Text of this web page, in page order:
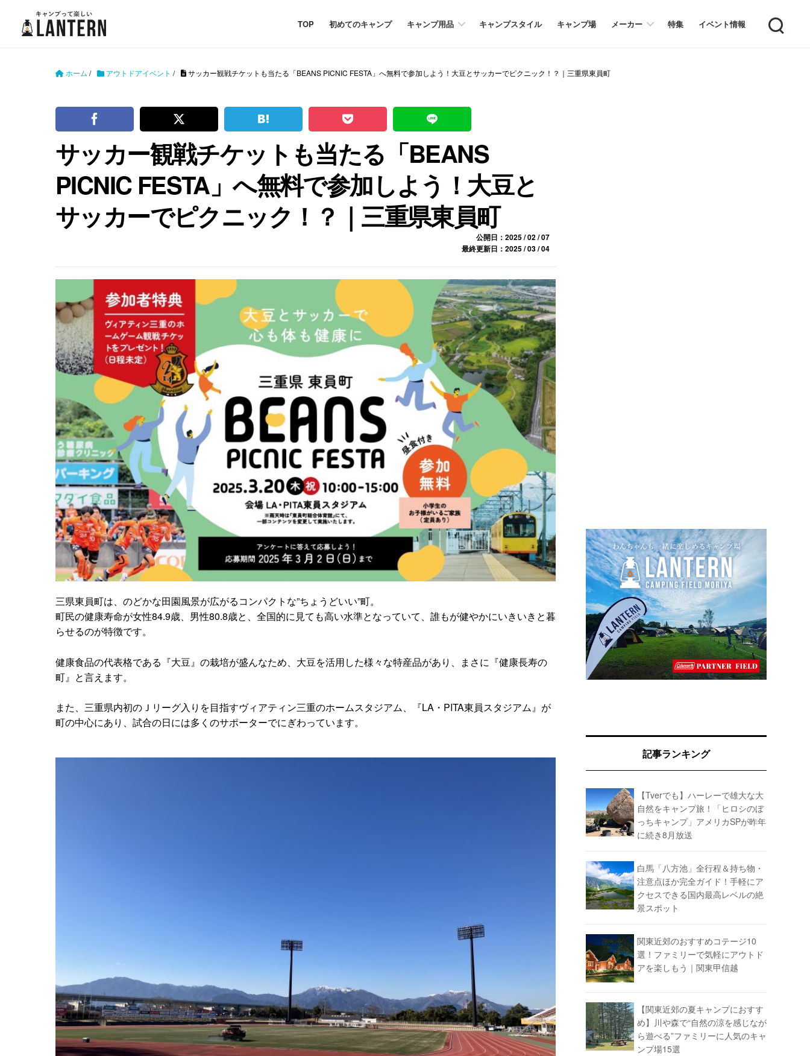
TOP 初めてのキャンプ キャンプ用品 キャンプスタイル キャンプ場 メーカー 特集 イベント情報 Search
ホーム / アウトドアイベント / サッカー観戦チケットも当たる「BEANS PICNIC FESTA」へ無料で参加しよう！大豆とサッカーでピクニック！？｜三重県東員町
サッカー観戦チケットも当たる「BEANS
PICNIC FESTA」へ無料で参加しよう！大豆と
サッカーでピクニック！？｜三重県東員町
公開日：2025 / 02 / 07
最終更新日：2025 / 03 / 04
三県東員町は、のどかな田園風景が広がるコンパクトな”ちょうどいい”町。
町民の健康寿命が女性84.9歳、男性80.8歳と、全国的に見ても高い水準となっていて、誰もが健やかにいきいきと暮
らせるのが特徴です。
健康食品の代表格である『大豆』の栽培が盛んなため、大豆を活用した様々な特産品があり、まさに『健康長寿の
町』と言えます。
また、三重県内初のＪリーグ入りを目指すヴィアティン三重のホームスタジアム、『LA・PITA東員スタジアム』が
町の中心にあり、試合の日には多くのサポーターでにぎわっています。
記事ランキング
【Tverでも】ハーレーで雄大な大
自然をキャンプ旅！「ヒロシのぼ
っちキャンプ」アメリカSPが昨年
に続き8月放送
白馬「八方池」全行程＆持ち物・
注意点ほか完全ガイド！手軽にア
クセスできる国内最高レベルの絶
景スポット
関東近郊のおすすめコテージ10
選！ファミリーで気軽にアウトド
アを楽しもう｜関東甲信越
【関東近郊の夏キャンプにおすす
め】川や森で“自然の涼を感じなが
ら遊べる”ファミリーに人気のキャ
ンプ場15選